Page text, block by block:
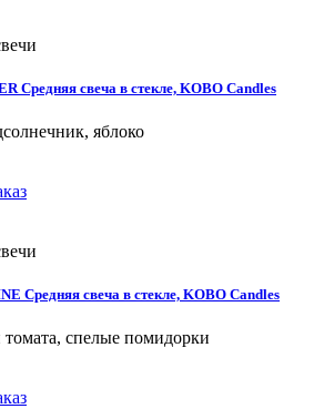
Средняя свеча в стекле, KOBO Candles
яблоко
Средняя свеча в стекле, KOBO Candles
томата, спелые помидорки